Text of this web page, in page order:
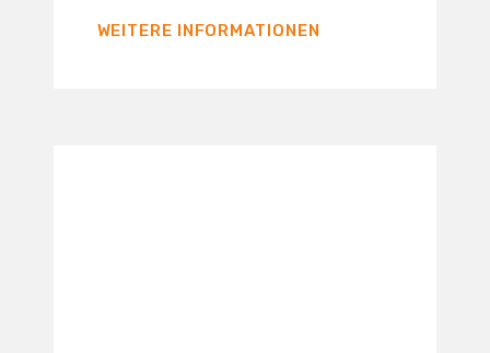
WEITERE INFORMATIONEN